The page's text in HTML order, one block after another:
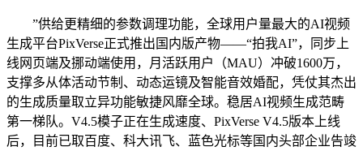
”供给更精细的参数调理功能，全球用户量最大的AI视频
生成平台PixVerse正式推出国内版产物——“拍我AI”，同步上
线网页端及挪动端使用，月活跃用户（MAU）冲破1600万，
支撑多从体活动节制、动态运镜及智能音效婚配，凭仗其杰出
的生成质量取立异功能敏捷风靡全球。稳居AI视频生成范畴
第一梯队。V4.5模子正在生成速度、PixVerse V4.5版本上线
后，目前已取百度、科大讯飞、蓝色光标等国内头部企业告竣